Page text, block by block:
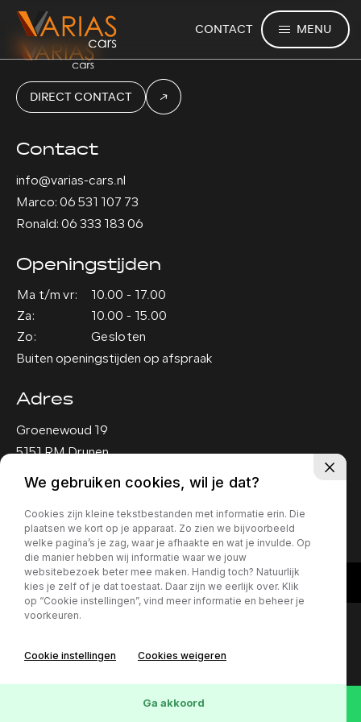
CONTACT MENU
DIRECT CONTACT
Contact
info@varias-cars.nl
Marco: 06 531 107 73
Ronald: 06 333 183 06
Openingstijden
Ma t/m vr:
10.00 - 17.00
Za:
10.00 - 15.00
Zo:
Gesloten
Buiten openingstijden op afspraak
Adres
Groenewoud 19
5151 RM Drunen
Privacy policy
We gebruiken cookies, wil je dat?
Cookies zijn kleine tekstbestanden met informatie erin. Die
plaatsen we kort op je apparaat. Zo zien we bijvoorbeeld
welke pagina’s je zag, waar je afhaakte en wat je invulde. Op
die manier hebben wij informatie waar we jouw
websitebezoek beter mee maken. Handig toch? Natuurlijk
kies je zelf of je dat toestaat. Daar zijn we eerlijk over. Klik
op “Cookie instellingen”, vind meer informatie en beheer je
voorkeuren.
Cookie instellingen Cookies weigeren
Ga akkoord